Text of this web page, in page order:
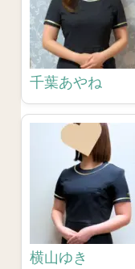
千葉あやね
横山ゆき